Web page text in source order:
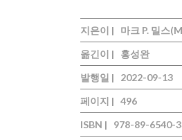
지은이 |
마크 P. 밀스
옮긴이 |
홍성완
발행일 |
2022-09-13
페이지 | 496
ISBN |
978-89-6540-